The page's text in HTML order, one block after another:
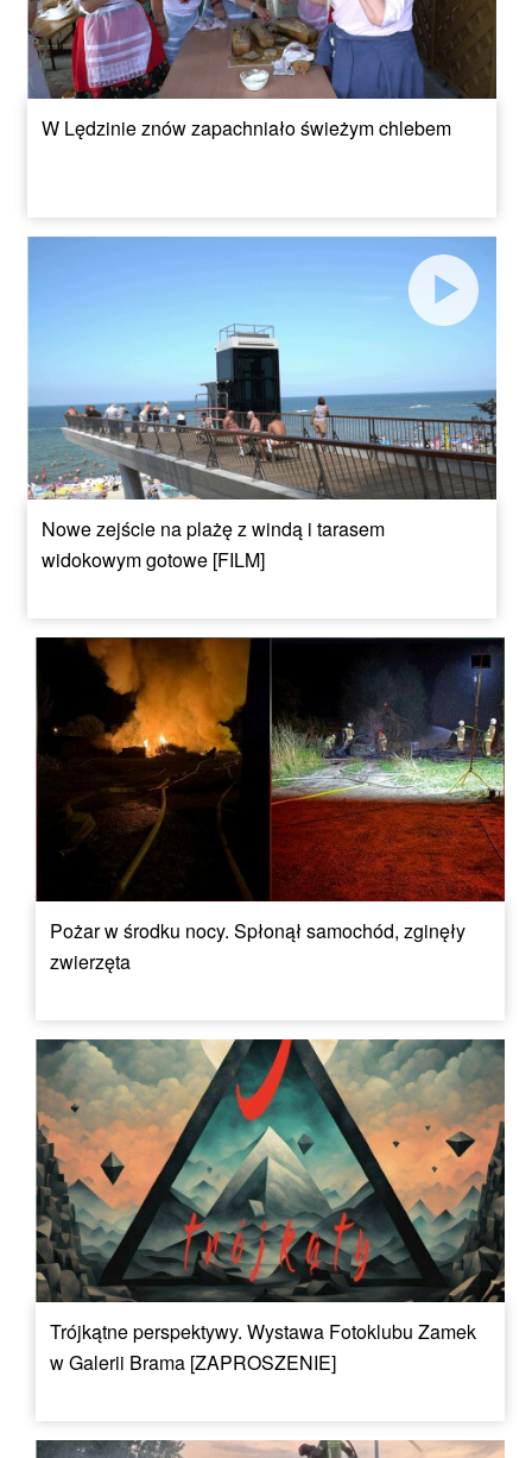
W Lędzinie znów zapachniało świeżym chlebem
Nowe zejście na plażę z windą i tarasem
widokowym gotowe [FILM]
Pożar w środku nocy. Spłonął samochód, zginęły
zwierzęta
Trójkątne perspektywy. Wystawa Fotoklubu Zamek
w Galerii Brama [ZAPROSZENIE]